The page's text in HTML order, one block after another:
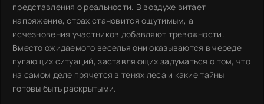
представления о реальности. В воздухе витает
напряжение, страх становится ощутимым, а
исчезновения участников добавляют тревожности.
Вместо ожидаемого веселья они оказываются в череде
пугающих ситуаций, заставляющих задуматься о том, что
на самом деле прячется в тенях леса и какие тайны
готовы быть раскрытыми.